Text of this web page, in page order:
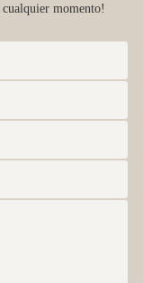
cualquier momento!